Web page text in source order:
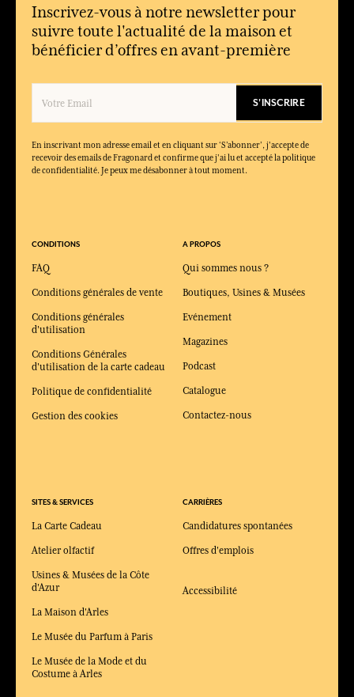
Inscrivez-vous à notre newsletter pour
suivre toute l'actualité de la maison et
bénéficier d’offres en avant-première
S'INSCRIRE
En inscrivant mon adresse email et en cliquant sur ‘S’abonner’, j'accepte de
recevoir des emails de Fragonard et confirme que j'ai lu et accepté la politique
de confidentialité. Je peux me désabonner à tout moment.
CONDITIONS
FAQ
Conditions générales de vente
Conditions générales
d'utilisation
Conditions Générales
d'utilisation de la carte cadeau
Politique de confidentialité
Gestion des cookies
SITES & SERVICES
La Carte Cadeau
Atelier olfactif
Usines & Musées de la Côte
d'Azur
La Maison d'Arles
Le Musée du Parfum à Paris
Le Musée de la Mode et du
Costume à Arles
A PROPOS
Qui sommes nous ?
Boutiques, Usines & Musées
Evénement
Magazines
Podcast
Catalogue
Contactez-nous
CARRIÈRES
Candidatures spontanées
Offres d'emplois
Accessibilité